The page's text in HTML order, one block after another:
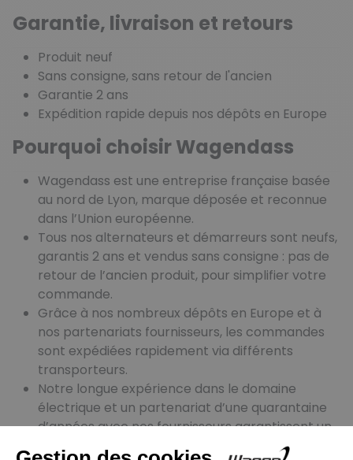
Garantie, livraison et retours
Produit neuf
Sans consigne, sans retour de l'ancien
Garantie 2 ans
Expédition rapide depuis nos dépôts en Europe
Pourquoi choisir Wagendass
Wagendass est une entreprise française basée
au nord de Lyon, marque déposée et reconnue
dans l’Union européenne.
Tous nos alternateurs et démarreurs sont neufs,
garantis 2 ans et vendus sans consigne : pas de
retour de l’ancien produit, pour simplifier votre
commande.
Grâce à nos nombreux dépôts en Europe et à
nos partenariats fournisseurs, les commandes
sont expédiées rapidement via différents
transporteurs.
Notre longue expérience dans le domaine
électrique et un partenariat d’une quarantaine
d’années avec nos fournisseurs garantissent un